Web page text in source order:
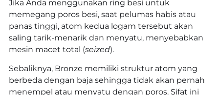
Jika Anda menggunakan ring besi untuk
memegang poros besi, saat pelumas habis atau
panas tinggi, atom kedua logam tersebut akan
saling tarik-menarik dan menyatu, menyebabkan
mesin macet total (seized).
Sebaliknya, Bronze memiliki struktur atom yang
berbeda dengan baja sehingga tidak akan pernah
menempel atau menyatu dengan poros. Sifat ini